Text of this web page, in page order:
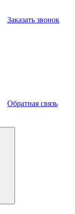
Заказать звонок
Обратная связь